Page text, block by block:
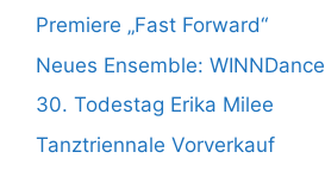
Premiere „Fast Forward“
Neues Ensemble: WINNDance
30. Todestag Erika Milee
Tanztriennale Vorverkauf